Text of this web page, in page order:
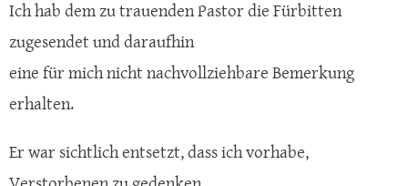
Ich hab dem zu trauenden Pastor die Fürbitten
zugesendet und daraufhin
eine für mich nicht nachvollziehbare Bemerkung
erhalten.
Er war sichtlich entsetzt, dass ich vorhabe,